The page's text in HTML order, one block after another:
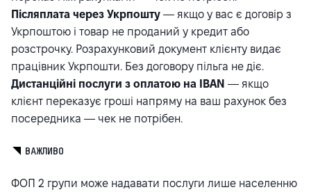
Післяплата через Укрпошту — якщо у вас є договір з
Укрпоштою і товар не проданий у кредит або
розстрочку. Розрахунковий документ клієнту видає
працівник Укрпошти. Без договору пільга не діє.
Дистанційні послуги з оплатою на IBAN — якщо
клієнт переказує гроші напряму на ваш рахунок без
посередника — чек не потрібен.
ВАЖЛИВО
ФОП 2 групи може надавати послуги лише населенню